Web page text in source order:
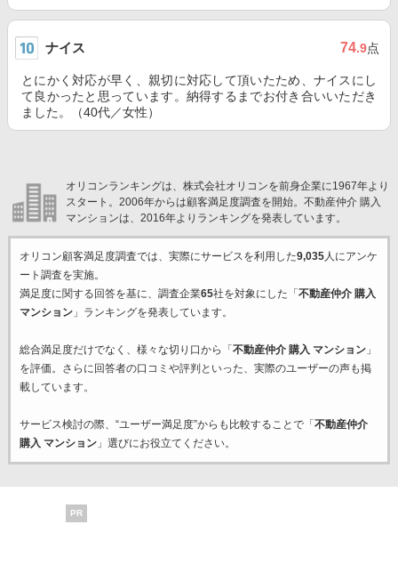
ナイス 74.9点
とにかく対応が早く、親切に対応して頂いたため、ナイスにし
て良かったと思っています。納得するまでお付き合いいただき
ました。（40代／女性）
オリコンランキングは、株式会社オリコンを前身企業に1967年より
スタート。2006年からは顧客満足度調査を開始。不動産仲介 購入
マンションは、2016年よりランキングを発表しています。
オリコン顧客満足度調査では、実際にサービスを利用した9,035人にアンケ
ート調査を実施。
満足度に関する回答を基に、調査企業65社を対象にした「 不動産仲介 購入
マンション」ランキングを発表しています。
総合満足度だけでなく、様々な切り口から「 不動産仲介 購入 マンション」
を評価。さらに回答者の口コミや評判といった、実際のユーザーの声も掲
載しています。
サービス検討の際、“ユーザー満足度”からも比較することで「 不動産仲介
購入 マンション」選びにお役立てください。
PR